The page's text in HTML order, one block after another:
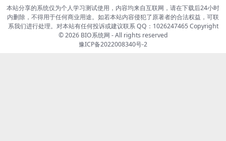
本站分享的系统仅为个人学习测试使用，内容均来自互联网，请在下载后24小时
内删除，不得用于任何商业用途。如若本站内容侵犯了原著者的合法权益，可联
系我们进行处理。对本站有任何投诉或建议联系 QQ：1026247465 Copyright
© 2026 BIO系统网 - All rights reserved
豫ICP备2022008340号-2